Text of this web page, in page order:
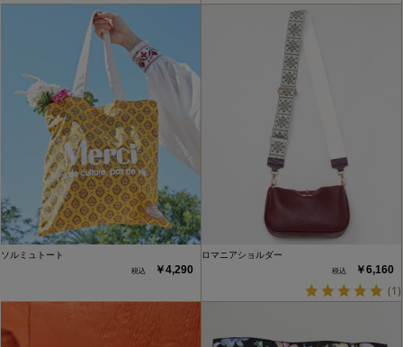
ソルミュトート
￥4,290
ロマニアショルダー
￥6,160
(1)